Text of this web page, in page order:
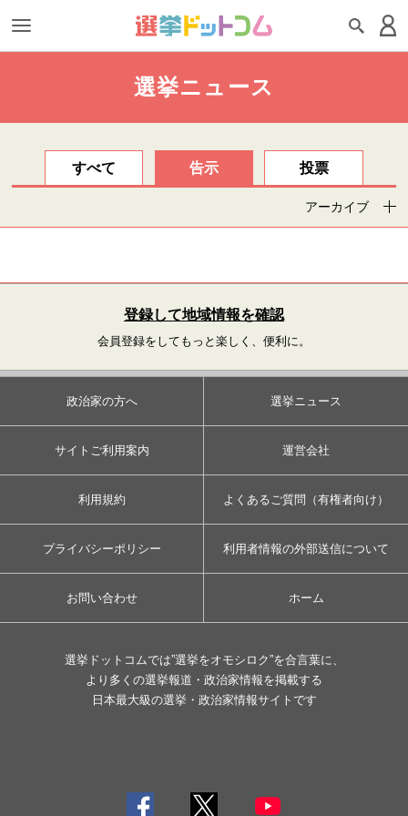
選挙ニュース
すべて 告示 投票
アーカイブ
登録して地域情報を確認
会員登録をしてもっと楽しく、便利に。
政治家の方へ 選挙ニュース
サイトご利用案内 運営会社
利用規約 よくあるご質問（有権者向け）
プライバシーポリシー 利用者情報の外部送信について
お問い合わせ ホーム
選挙ドットコムでは”選挙をオモシロク”を合言葉に、
より多くの選挙報道・政治家情報を掲載する
日本最大級の選挙・政治家情報サイトです